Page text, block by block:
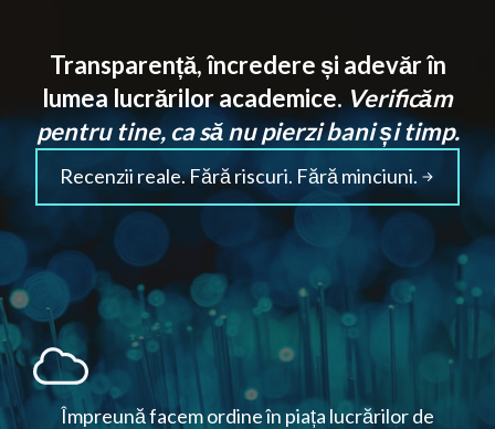
Transparență, încredere și adevăr în
lumea lucrărilor academice. Verificăm
pentru tine, ca să nu pierzi bani și timp.
Recenzii reale. Fără riscuri. Fără minciuni.
Împreună facem ordine în piața lucrărilor de